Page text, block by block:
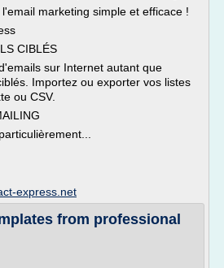
marketing simple et efficace !
CIBLÉS
sur Internet autant que
Importez ou exporter vos listes
ou CSV.
express.net
from professional